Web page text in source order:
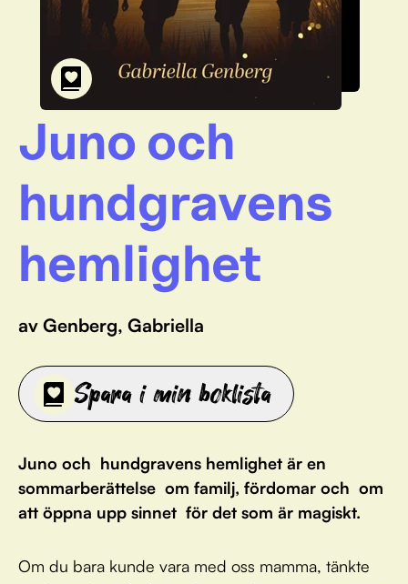
Juno och
hundgravens
hemlighet
av Genberg, Gabriella
Spara i min boklista
Juno och hundgravens hemlighet är en
sommarberättelse om familj, fördomar och om
att öppna upp sinnet för det som är magiskt.
Om du bara kunde vara med oss mamma, tänkte